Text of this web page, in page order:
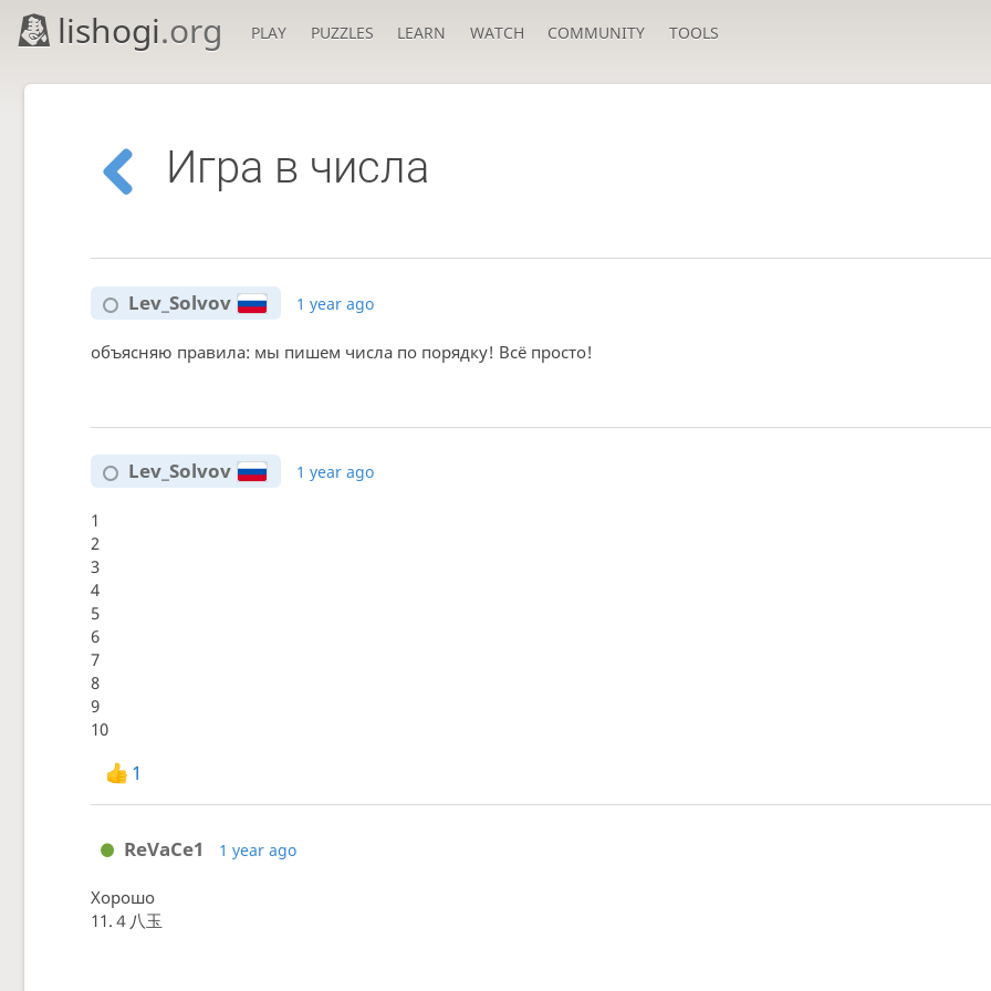
lishogi.org PLAY PUZZLES LEARN WATCH COMMUNITY TOOLS
Игра в числа
Lev_Solvov 1 year ago
объясняю правила: мы пишем числа по порядку! Всё просто!
Lev_Solvov 1 year ago
1
2
3
4
5
6
7
8
9
10
1
ReVaCe1 1 year ago
Хорошо
11.４八玉